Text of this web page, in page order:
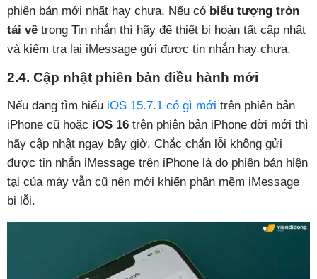
phiên bản mới nhất hay chưa. Nếu có biểu tượng tròn
tải về trong Tin nhắn thì hãy để thiết bị hoàn tất cập nhật
và kiểm tra lại iMessage gửi được tin nhắn hay chưa.
2.4. Cập nhật phiên bản điều hành mới
Nếu đang tìm hiểu iOS 15.7.1 có gì mới trên phiên bản
iPhone cũ hoặc iOS 16 trên phiên bản iPhone đời mới thì
hãy cập nhật ngay bây giờ. Chắc chắn lỗi không gửi
được tin nhắn iMessage trên iPhone là do phiên bản hiện
tại của máy vẫn cũ nên mới khiến phần mềm iMessage
bị lỗi.